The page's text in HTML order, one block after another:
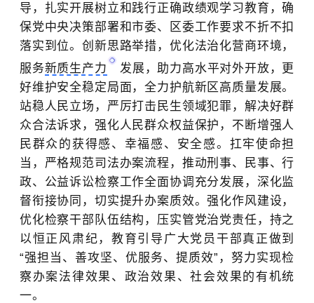
导，扎实开展树立和践行正确政绩观学习教育，确
保党中央决策部署和市委、区委工作要求不折不扣
落实到位。创新思路举措，优化法治化营商环境，
服务新质生产力
发展，助力高水平对外开放，更
好维护安全稳定局面，全力护航新区高质量发展。
站稳人民立场，严厉打击民生领域犯罪，解决好群
众合法诉求，强化人民群众权益保护，不断增强人
民群众的获得感、幸福感、安全感。扛牢使命担
当，严格规范司法办案流程，推动刑事、民事、行
政、公益诉讼检察工作全面协调充分发展，深化监
督衔接协同，切实提升办案质效。强化作风建设，
优化检察干部队伍结构，压实管党治党责任，持之
以恒正风肃纪，教育引导广大党员干部真正做到
“强担当、善攻坚、优服务、提质效”，努力实现检
察办案法律效果、政治效果、社会效果的有机统
一。